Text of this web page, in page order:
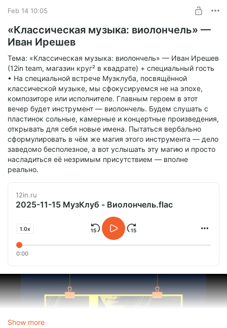
Feb 14 10:05
«Классическая музыка: виолончель» —
Иван Ирешев
Тема: «Классическая музыка: виолончель» — Иван Ирешев
(12in team, магазин круг² в квадрате) + специальный гость
• На специальной встрече Музклуба, посвящённой
классической музыке, мы сфокусируемся не на эпохе,
композиторе или исполнителе. Главным героем в этот
вечер будет инструмент — виолончель. Будем слушать с
пластинок сольные, камерные и концертные произведения,
открывать для себя новые имена. Пытаться вербально
сформулировать в чём же магия этого инструмента — дело
заведомо бесполезное, а вот услышать эту магию и просто
насладиться её незримым присутствием — вполне
реально.
12in.ru
2025-11-15 МузКлуб - Виолончель.flac
1.0x
0:00
Show more